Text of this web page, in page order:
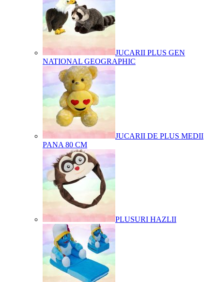
JUCARII PLUS GEN
NATIONAL GEOGRAPHIC
JUCARII DE PLUS MEDII
PANA 80 CM
PLUSURI HAZLII